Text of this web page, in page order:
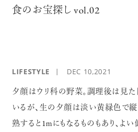
食のお宝探し vol.02
LIFESTYLE DEC 10,2021
夕顔はウリ科の野菜。調理後は見た
いるが、生の夕顔は淡い黄緑色で縦
熟すると1mにもなるものもあり、よ